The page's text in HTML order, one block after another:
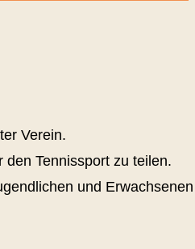
Verein.
Tennissport zu teilen.
und